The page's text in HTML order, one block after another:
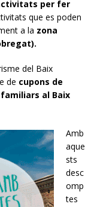
per fer
que es poden
a la zona
del Baix
de cupons de
al Baix
Amb
aque
sts
desc
omp
tes